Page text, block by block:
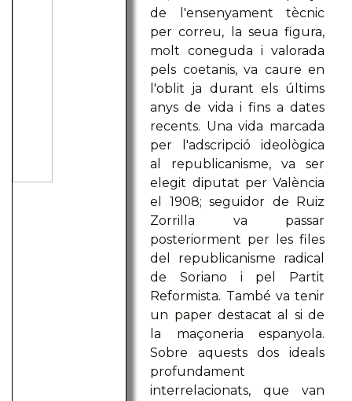
de l'ensenyament tècnic
per correu, la seua figura,
molt coneguda i valorada
pels coetanis, va caure en
l'oblit ja durant els últims
anys de vida i fins a dates
recents. Una vida marcada
per l'adscripció ideològica
al republicanisme, va ser
elegit diputat per València
el 1908; seguidor de Ruiz
Zorrilla va passar
posteriorment per les files
del republicanisme radical
de Soriano i pel Partit
Reformista. També va tenir
un paper destacat al si de
la maçoneria espanyola.
Sobre aquests dos ideals
profundament
interrelacionats, que van